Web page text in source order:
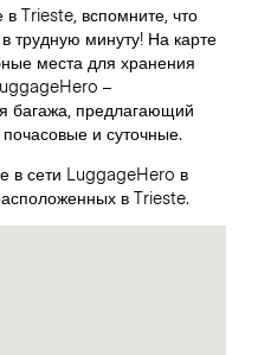
Trieste, вспомните, что
трудную минуту! На карте
места для хранения
–
багажа, предлагающий
и суточные.
в сети LuggageHero в
в Trieste.